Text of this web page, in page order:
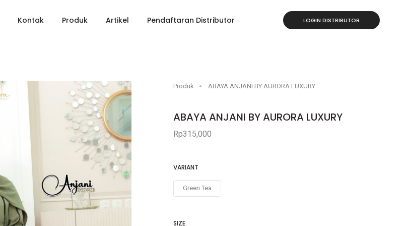
Kontak Produk Artikel Pendaftaran Distributor LOGIN DISTRIBUTOR
Produk ABAYA ANJANI BY AURORA LUXURY
ABAYA ANJANI BY AURORA LUXURY
Rp315,000
VARIANT
Green Tea
SIZE